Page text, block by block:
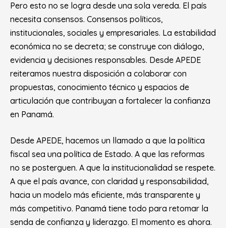
Pero esto no se logra desde una sola vereda. El país
necesita consensos. Consensos políticos,
institucionales, sociales y empresariales. La estabilidad
económica no se decreta; se construye con diálogo,
evidencia y decisiones responsables. Desde APEDE
reiteramos nuestra disposición a colaborar con
propuestas, conocimiento técnico y espacios de
articulación que contribuyan a fortalecer la confianza
en Panamá.
Desde APEDE, hacemos un llamado a que la política
fiscal sea una política de Estado. A que las reformas
no se posterguen. A que la institucionalidad se respete.
A que el país avance, con claridad y responsabilidad,
hacia un modelo más eficiente, más transparente y
más competitivo. Panamá tiene todo para retomar la
senda de confianza y liderazgo. El momento es ahora.